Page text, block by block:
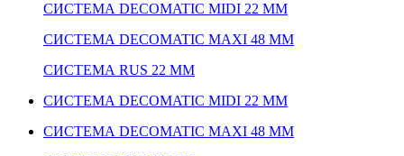
СИСТЕМА DECOMATIC MIDI 22 ММ
СИСТЕМА DECOMATIC MAXI 48 ММ
СИСТЕМА RUS 22 ММ
СИСТЕМА DECOMATIC MIDI 22 ММ
СИСТЕМА DECOMATIC MAXI 48 ММ